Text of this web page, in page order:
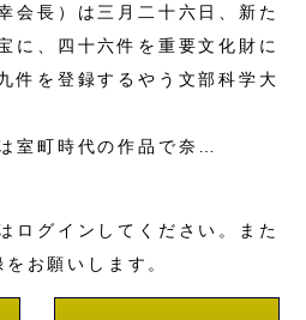
会長）は三月二十六日、新た
に、四十六件を重要文化財に
件を登録するやう文部科学大
室町時代の作品で奈…
ログインしてください。また
お願いします。